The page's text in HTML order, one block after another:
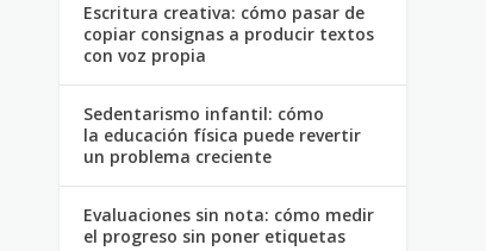
Escritura creativa: cómo pasar de
copiar consignas a producir textos
con voz propia
Sedentarismo infantil: cómo
la educación física puede revertir
un problema creciente
Evaluaciones sin nota: cómo medir
el progreso sin poner etiquetas